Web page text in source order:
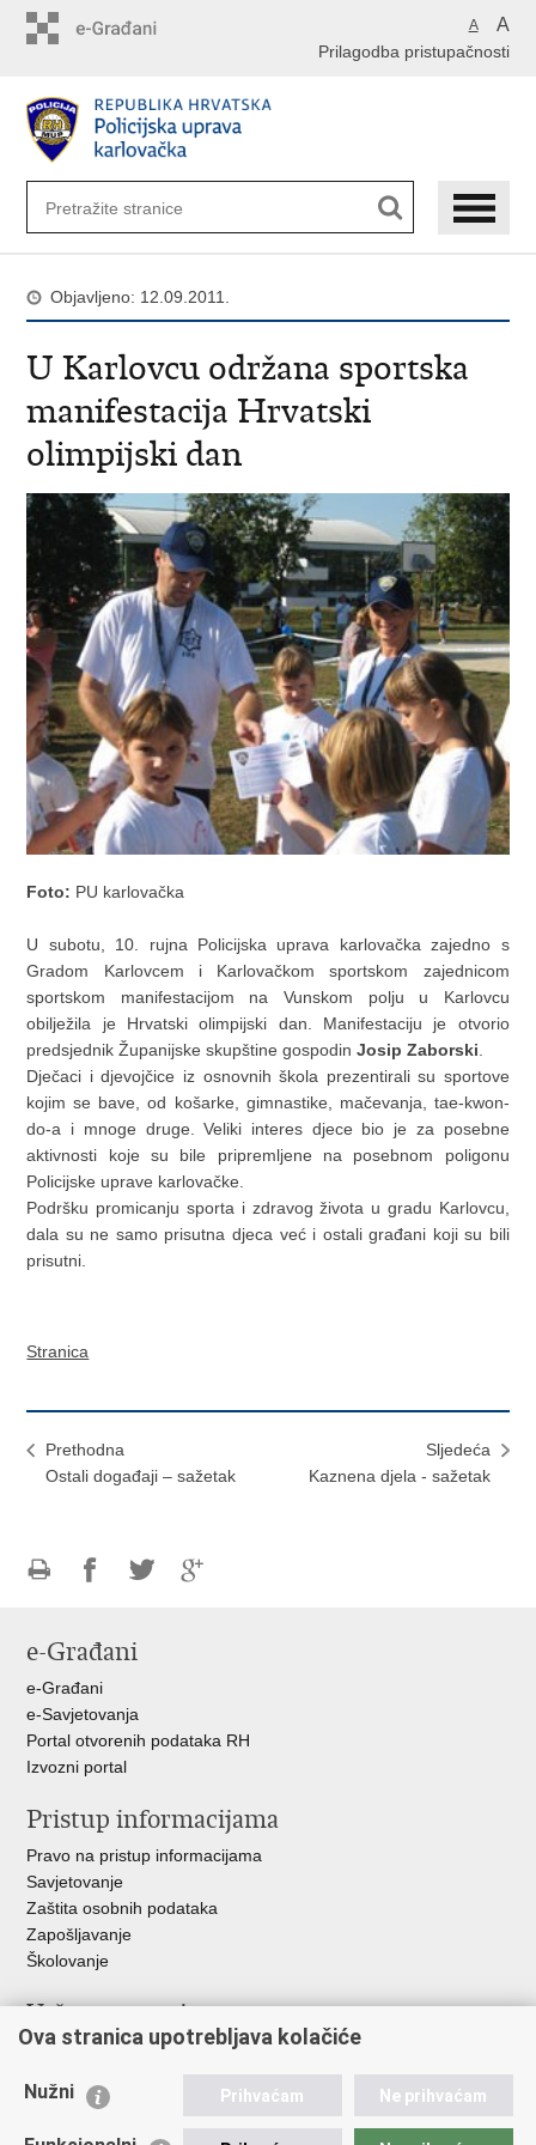
A A
Prilagodba pristupačnosti
Objavljeno: 12.09.2011.
U Karlovcu održana sportska
manifestacija Hrvatski
olimpijski dan
Foto: PU karlovačka
U subotu, 10. rujna Policijska uprava karlovačka zajedno s
Gradom Karlovcem i Karlovačkom sportskom zajednicom
sportskom manifestacijom na Vunskom polju u Karlovcu
obilježila je Hrvatski olimpijski dan. Manifestaciju je otvorio
predsjednik Županijske skupštine gospodinJosip Zaborski.
Dječaci i djevojčice iz osnovnih škola prezentirali su sportove
kojim se bave, od košarke, gimnastike, mačevanja, tae-kwon-
do-a i mnoge druge. Veliki interes djece bio je za posebne
aktivnosti koje su bile pripremljene na posebnom poligonu
Policijske uprave karlovačke.
Podršku promicanju sporta i zdravog života u gradu Karlovcu,
dala su ne samo prisutna djeca već i ostali građani koji su bili
prisutni.
Stranica
Prethodna
Ostali događaji – sažetak
Sljedeća
Kaznena djela - sažetak
FacebookuTwitteru
e-Građani
e-Građani
e-Savjetovanja
Portal otvorenih podataka RH
Izvozni portal
Pristup informacijama
Pravo na pristup informacijama
Savjetovanje
Zaštita osobnih podataka
Zapošljavanje
Školovanje
Važne poveznice
Ministarstvo unutarnjih poslova
Udruge
Ova stranica upotrebljava kolačiće
Nužni Prihvaćam Ne prihvaćam